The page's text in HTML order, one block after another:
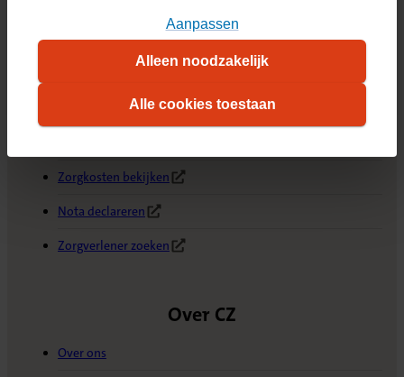
U kunt akkoord gaan met het plaatsen van alle
cookies, alleen noodzakelijke cookies, of uw
cookie-instellingen zelf aanpassen. Meer
informatie over hoe wij cookies gebruiken, vindt
cookiestatement. Wilt u weten welke
cookies we plaatsen, kijk dan in onsoverzicht.
Alle cookies toestaan
Aanpassen
Alleen noodzakelijk
Zelf regelen
Zorgkosten bekijken
(Opent in nieuw tabblad)
Nota declareren
(Opent in nieuw tabblad)
Zorgverlener zoeken
(Opent in nieuw tabblad)
Over CZ
Over ons